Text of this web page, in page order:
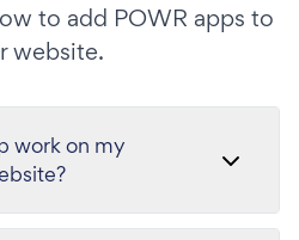
to add POWR apps to
website.
work on my